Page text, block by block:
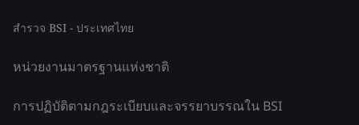
สำรวจ BSI - ประเทศไทย
หน่วยงานมาตรฐานแห่งชาติ
การปฏิบัติตามกฎระเบียบและจรรยาบรรณใน BSI